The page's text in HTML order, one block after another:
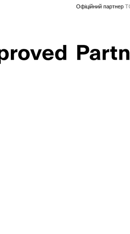
Офіційний партнер